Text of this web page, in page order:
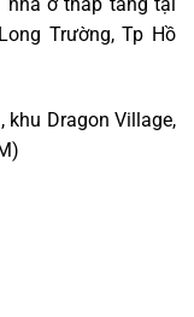
Trường, Tp Hồ
khu Dragon Village,